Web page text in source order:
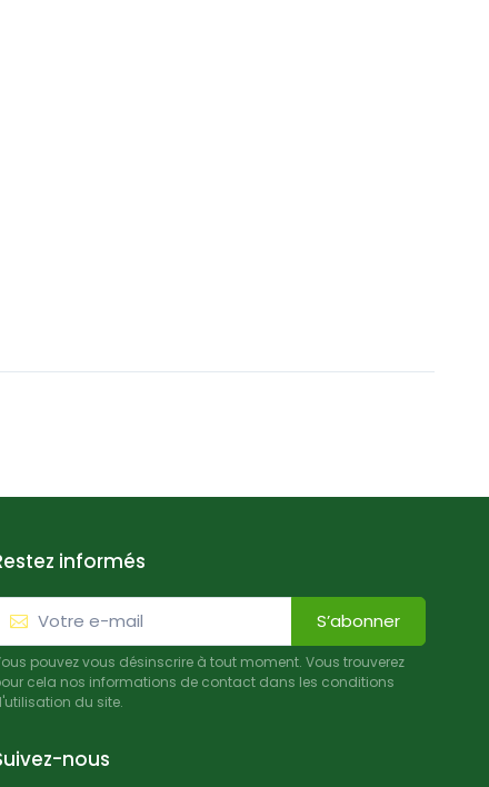
informés
S’abonner
pouvez vous désinscrire à tout moment. Vous trouverez
cela nos informations de contact dans les conditions
du site.
nous